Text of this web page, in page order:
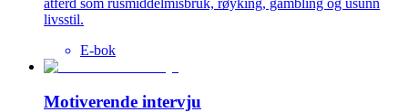
atferd som rusmiddelmisbruk, røyking, gambling og usunn
livsstil.
E-bok
Motiverende intervju